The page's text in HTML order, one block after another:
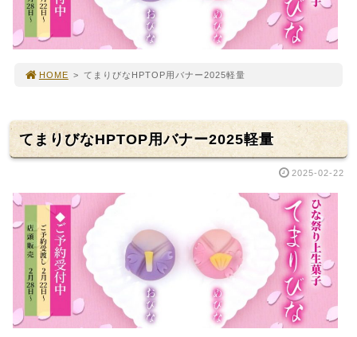
HOME > てまりびなHPTOP用バナー2025軽量
てまりびなHPTOP用バナー2025軽量
2025-02-22